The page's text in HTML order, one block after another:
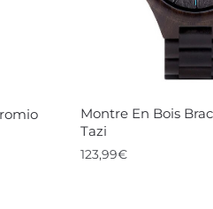
Montre En Bois
Tazi
123,99€